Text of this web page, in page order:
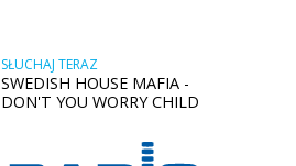
SŁUCHAJ TERAZ
SWEDISH HOUSE MAFIA -
DON'T YOU WORRY CHILD